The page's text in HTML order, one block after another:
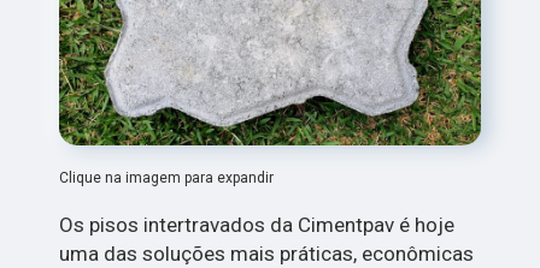
Clique na imagem para expandir
Os pisos intertravados da Cimentpav é hoje
uma das soluções mais práticas, econômicas